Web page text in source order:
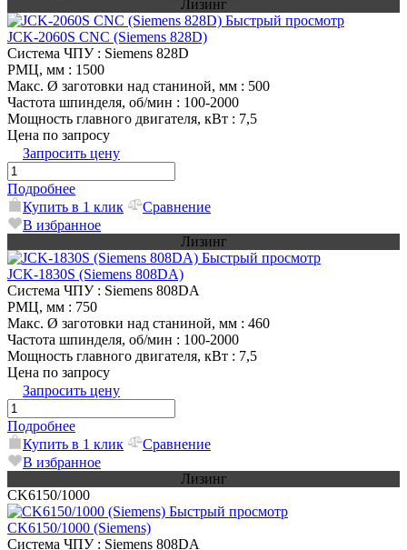
Лизинг
Быстрый просмотр
JCK-2060S CNC (Siemens 828D)
Система ЧПУ: Siemens 828D
РМЦ, мм : 1500
Макс. Ø заготовки над станиной, мм : 500
Частота шпинделя, об/мин : 100-2000
Мощность главного двигателя, кВт : 7,5
Цена по запросу
Запросить цену
Подробнее
Купить в 1 клик
Сравнение
В избранное
Лизинг
Быстрый просмотр
JCK-1830S (Siemens 808DA)
Система ЧПУ: Siemens 808DA
РМЦ, мм : 750
Макс. Ø заготовки над станиной, мм : 460
Частота шпинделя, об/мин : 100-2000
Мощность главного двигателя, кВт : 7,5
Цена по запросу
Запросить цену
Подробнее
Купить в 1 клик
Сравнение
В избранное
Лизинг
CK6150/1000
Быстрый просмотр
CK6150/1000 (Siemens)
Система ЧПУ: Siemens 808DA